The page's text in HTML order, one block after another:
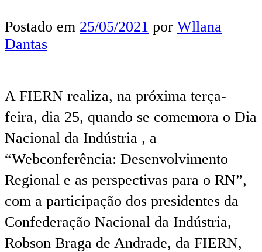
Postado em 25/05/2021 por Wllana
Dantas
A FIERN realiza, na próxima terça-
feira, dia 25, quando se comemora o Dia
Nacional da Indústria , a
“Webconferência: Desenvolvimento
Regional e as perspectivas para o RN”,
com a participação dos presidentes da
Confederação Nacional da Indústria,
Robson Braga de Andrade, da FIERN,